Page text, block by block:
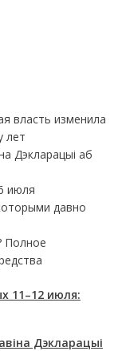
власть изменила
лет
Дэкларацыі аб
июля
давно
Полное
11–12 июля:
Дэкларацыі